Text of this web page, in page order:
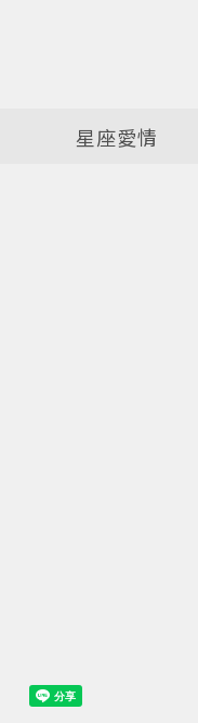
星座愛情